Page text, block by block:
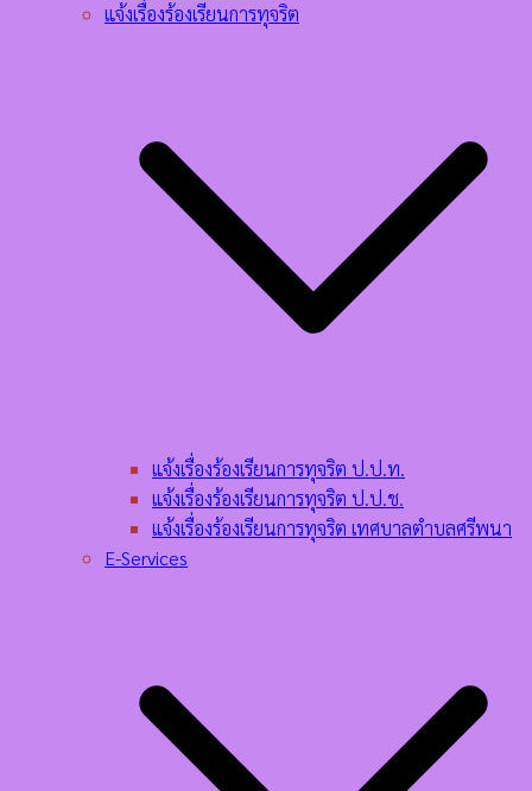
แจ้งเรื่องร้องเรียนการทุจริต
แจ้งเรื่องร้องเรียนการทุจริต ป.ป.ท.
แจ้งเรื่องร้องเรียนการทุจริต ป.ป.ช.
แจ้งเรื่องร้องเรียนการทุจริต เทศบาลตำบลศรีพนา
E-Services